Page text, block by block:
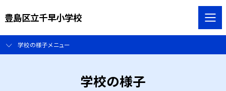
豊島区立千早小学校
学校の様子メニュー
学校の様子